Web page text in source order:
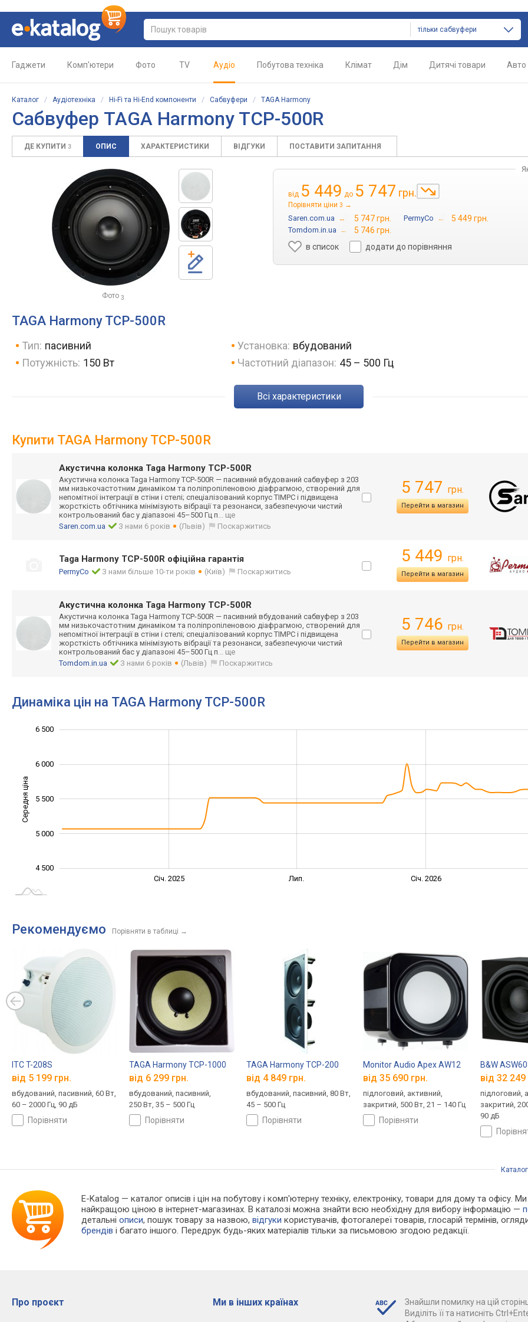
тільки сабвуфери
Гаджети Комп'ютери Фото TV Аудіо Побутова техніка Клімат Дім Дитячі товари Авто
Каталог / Аудіотехніка / Hi-Fi та Hi-End компоненти / Сабвуфери / TAGA Harmony
Сабвуфер TAGA Harmony TCP-500R
ДЕ КУПИТИ 3 ОПИС ХАРАКТЕРИСТИКИ ВІДГУКИ ПОСТАВИТИ ЗАПИТАННЯ
Фото 3
від 5 449 до 5 747 грн.
Порівняти ціни 3 →
Saren.com.ua → 5 747 грн. PermyCo → 5 449 грн.
Tomdom.in.ua →
5 746 грн.
в список
додати до порівняння
TAGA Harmony TCP-500R
Тип: пасивний Установка: вбудований
Потужність: 150 Вт Частотний діапазон: 45 – 500 Гц
Всі характеристики
Купити TAGA Harmony TCP-500R
Акустична колонка Taga Harmony TCP-500R
Акустична колонка Taga Harmony TCP-500R — пасивний вбудований сабвуфер з 203
мм низькочастотним динаміком та поліпропіленовою діафрагмою, створений для
непомітної інтеграції в стіни і стелі; спеціалізований корпус TIMPC і підвищена
жорсткість обтічника мінімізують вібрації та резонанси, забезпечуючи чистий
контрольований бас у діапазоні 45–500 Гц п... ще
Saren.com.ua
З нами 6 років (Львів) Поскаржитись
5 747 грн.
Перейти в магазин
Taga Harmony TCP-500R офіційна гарантія
PermyCo З нами більше 10-ти років (Київ) Поскаржитись
5 449 грн.
Перейти в магазин
Акустична колонка Taga Harmony TCP-500R
Акустична колонка Taga Harmony TCP-500R — пасивний вбудований сабвуфер з 203
мм низькочастотним динаміком та поліпропіленовою діафрагмою, створений для
непомітної інтеграції в стіни і стелі; спеціалізований корпус TIMPC і підвищена
жорсткість обтічника мінімізують вібрації та резонанси, забезпечуючи чистий
контрольований бас у діапазоні 45–500 Гц п... ще
Tomdom.in.ua
З нами 6 років (Львів) Поскаржитись
5 746 грн.
Перейти в магазин
Динаміка цін на TAGA Harmony TCP-500R
Середня ціна 4 600
5 000
6 500
6 000
5 500
4 500
Січ. 2025 Лип. Січ. 2026
Рекомендуємо Порівняти в таблиці →
ITC T-208S
від 5 199 грн.
вбудований, пасивний, 60 Вт,
60 – 2000 Гц, 90 дБ
порівняти
TAGA Harmony TCP-1000
від 6 299 грн.
вбудований, пасивний,
250 Вт, 35 – 500 Гц
порівняти
TAGA Harmony TCP-200
від 4 849 грн.
вбудований, пасивний, 80 Вт,
45 – 500 Гц
порівняти
Monitor Audio Apex AW12
від 35 690 грн.
підлоговий, активний,
закритий, 500 Вт, 21 – 140 Гц
порівняти
B&W
від 32 249
підлоговий,
закритий,
90 дБ
Каталог
E-Katalog — каталог описів і цін на побутову і комп'ютерну техніку, електроніку, товари для дому та
найкращою ціною в інтернет-магазинах. В каталозі можна знайти всю необхідну для вибору інформацію —
детальніописи, пошук товару за назвою,відгуки користувачів, фотогалереї товарів, глосарій термінів,
брендів і багато іншого. Передрук будь-яких матеріалів тільки за письмовою згодою редакції.
Про проєкт Ми в інших країнах
Знайшли помилку на цій
Виділіть її та натисніть